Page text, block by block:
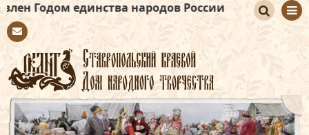
единства народов России
tact
иск